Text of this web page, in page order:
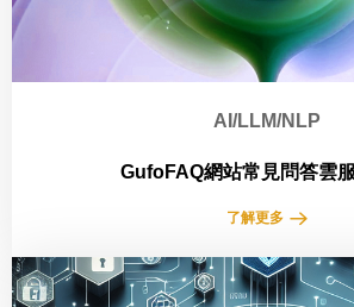
AI/LLM/NLP
GufoFAQ網站常見問答雲
了解更多